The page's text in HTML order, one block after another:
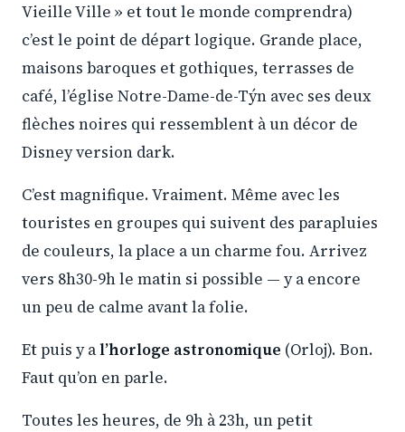
Vieille Ville » et tout le monde comprendra)
c’est le point de départ logique. Grande place,
maisons baroques et gothiques, terrasses de
café, l’église Notre-Dame-de-Týn avec ses deux
flèches noires qui ressemblent à un décor de
Disney version dark.
C’est magnifique. Vraiment. Même avec les
touristes en groupes qui suivent des parapluies
de couleurs, la place a un charme fou. Arrivez
vers 8h30-9h le matin si possible — y a encore
un peu de calme avant la folie.
Et puis y al’horloge astronomique (Orloj). Bon.
Faut qu’on en parle.
Toutes les heures, de 9h à 23h, un petit